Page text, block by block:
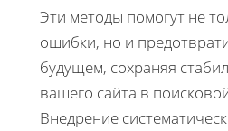
Эти методы помогут не
ошибки, но и
будущем, сохраняя
вашего сайта в
Внедрение